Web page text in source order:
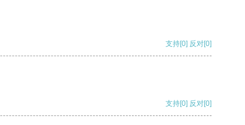
支持[0] 反对[0]
支持[0] 反对[0]